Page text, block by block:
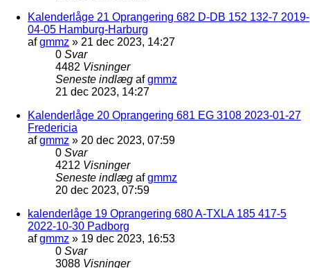
Kalenderlåge 21 Oprangering 682 D-DB 152 132-7 2019-
04-05 Hamburg-Harburg
afgmmz » 21 dec 2023, 14:27
0 Svar
4482 Visninger
Seneste indlæg afgmmz
21 dec 2023, 14:27
Kalenderlåge 20 Oprangering 681 EG 3108 2023-01-27
Fredericia
afgmmz » 20 dec 2023, 07:59
0 Svar
4212 Visninger
Seneste indlæg afgmmz
20 dec 2023, 07:59
kalenderlåge 19 Oprangering 680 A-TXLA 185 417-5
2022-10-30 Padborg
afgmmz » 19 dec 2023, 16:53
0 Svar
3088 Visninger